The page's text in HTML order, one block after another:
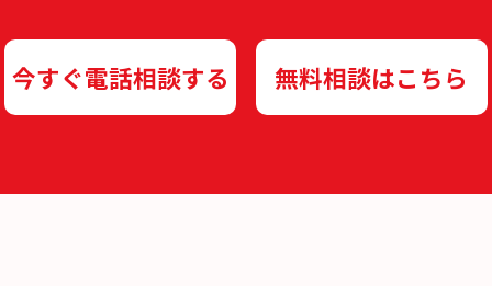
今すぐ電話相談する 無料相談はこちら